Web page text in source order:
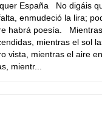
España No digáis
enmudeció la lira;
habrá poesía.
mientras el sol
vista, mientras el aire
mientr...